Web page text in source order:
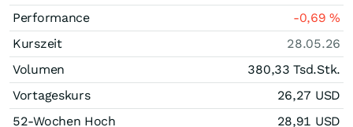
Performance
-0,69%
Kurszeit
28.05.26
Volumen
380,33 Tsd.Stk.
Vortageskurs
26,27 USD
52-Wochen Hoch
28,91 USD